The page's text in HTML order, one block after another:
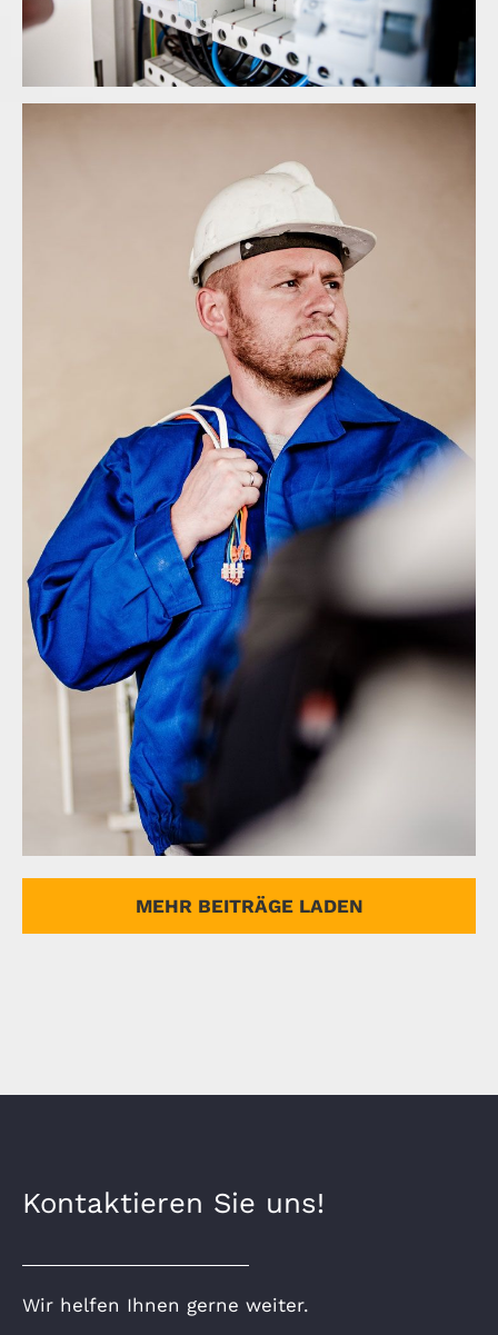
Electrical Install Jobs
MEHR BEITRÄGE LADEN
Kontaktieren Sie uns!
Wir helfen Ihnen gerne weiter.